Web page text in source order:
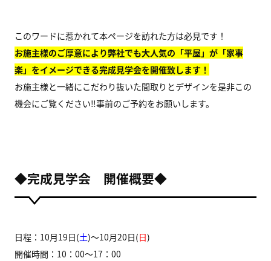
このワードに惹かれて本ページを訪れた方は必見です！
お施主様のご厚意により弊社でも大人気の「平屋」が「家事
楽」をイメージできる完成見学会を開催致します！
お施主様と一緒にこだわり抜いた間取りとデザインを是非この
機会にご覧ください‼事前のご予約をお願いします。
◆完成見学会 開催概要◆
日程：10月19日(土)～10月20日(日)
開催時間：10：00～17：00